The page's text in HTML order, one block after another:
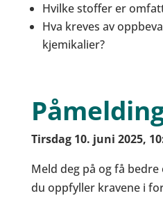
Hvilke stoffer er
Hva kreves av
kjemikalier?
Tirsdag 10. juni 2025, 10
Meld deg på og få
du oppfyller kravene i